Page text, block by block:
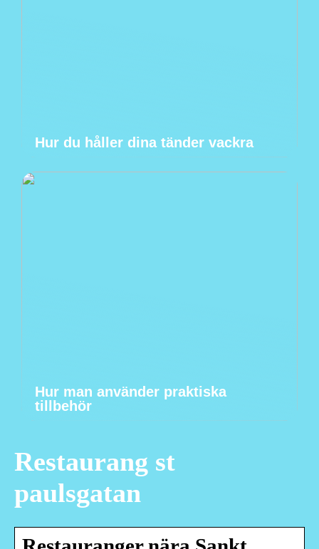
Hur du håller dina tänder vackra
Hur man använder praktiska
tillbehör
Restaurang st
paulsgatan